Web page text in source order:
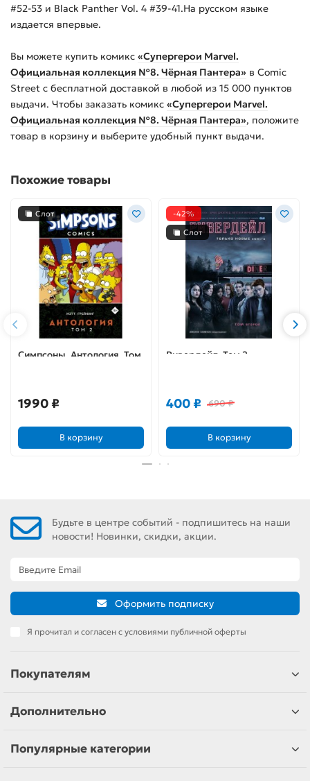
#52-53 и Black Panther Vol. 4 #39-41.На русском языке
издается впервые.
Вы можете купить комикс «Супергерои Marvel.
Официальная коллекция №8. Чёрная Пантера» в Comic
Street с бесплатной доставкой в любой из 15 000 пунктов
выдачи. Чтобы заказать комикс «Супергерои Marvel.
Официальная коллекция №8. Чёрная Пантера», положите
товар в корзину и выберите удобный пункт выдачи.
Похожие товары
Слот
Симпсоны. Антология. Том
1990 ₽
В корзину
-42%
Слот
Ривердейл. Том 2
400 ₽ 690 ₽
В корзину
Будьте в центре событий - подпишитесь на наши
новости! Новинки, скидки, акции.
Оформить подписку
Я прочитал и согласен с условиями публичной оферты
Покупателям
Дополнительно
Популярные категории